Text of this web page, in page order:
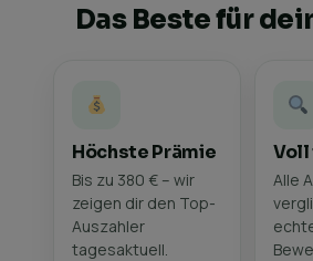
Das Beste für
Höchste Prämie
Bis zu 380 € – wir
zeigen dir den Top-
Auszahler
tagesaktuell.
Voll
Alle